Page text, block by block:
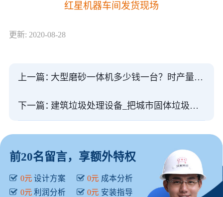
红星机器车间发货现场
更新: 2020-08-28
上一篇： 大型磨砂一体机多少钱一台？时产量多少
下一篇： 建筑垃圾处理设备_把城市固体垃圾粉碎再利用
前20名留言，享额外特权
0元 设计方案 0元 成本分析
0元 利润分析 0元 安装指导